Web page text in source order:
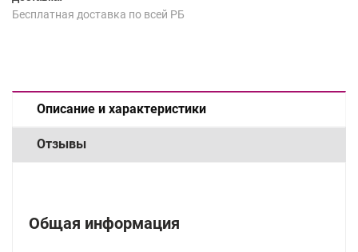
Бесплатная доставка по всей РБ
Описание и характеристики
Отзывы
Общая информация